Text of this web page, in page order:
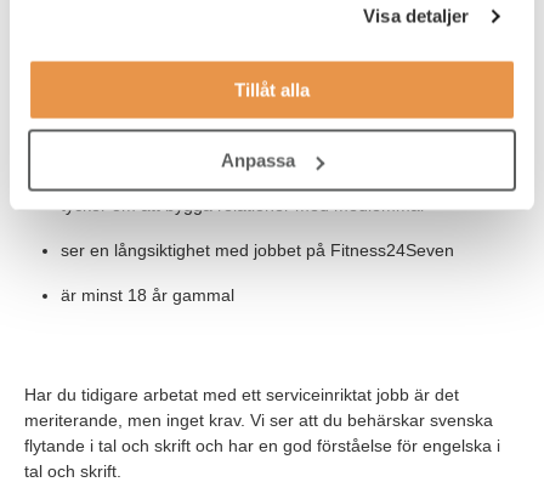
Visa detaljer
Tillåt alla
Anpassa
jobbar effektivt, organiserat och självständigt
har lätt att anpassa dig efter olika situationer
ser en långsiktighet med jobbet på Fitness24Seven
är minst 18 år gammal
Har du tidigare arbetat med ett serviceinriktat jobb är det
meriterande, men inget krav. Vi ser att du behärskar svenska
flytande i tal och skrift och har en god förståelse för engelska i
tal och skrift.